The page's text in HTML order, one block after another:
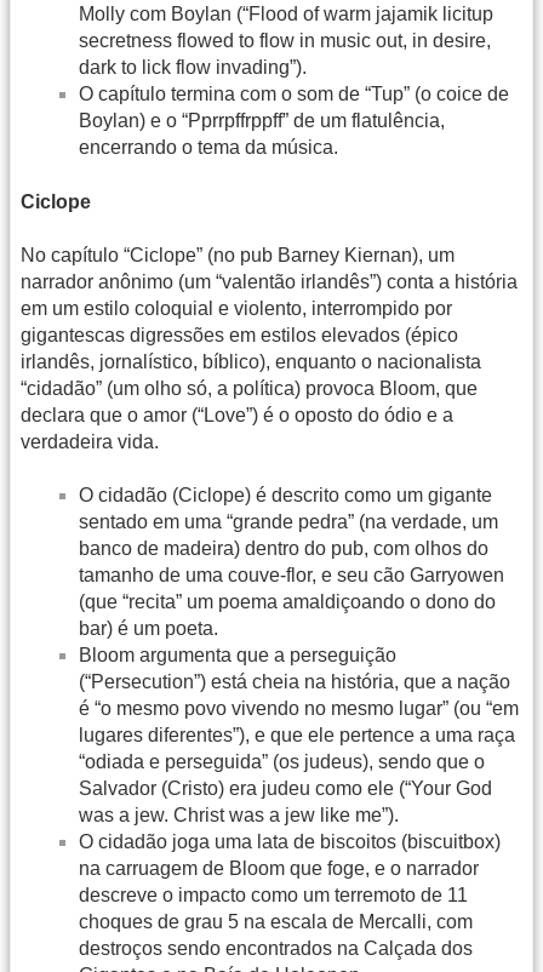
Molly com Boylan (“Flood of warm jajamik licitup
secretness flowed to flow in music out, in desire,
dark to lick flow invading”).
O capítulo termina com o som de “Tup” (o coice de
Boylan) e o “Pprrpffrppff” de um flatulência,
encerrando o tema da música.
Ciclope
No capítulo “Ciclope” (no pub Barney Kiernan), um
narrador anônimo (um “valentão irlandês”) conta a história
em um estilo coloquial e violento, interrompido por
gigantescas digressões em estilos elevados (épico
irlandês, jornalístico, bíblico), enquanto o nacionalista
“cidadão” (um olho só, a política) provoca Bloom, que
declara que o amor (“Love”) é o oposto do ódio e a
verdadeira vida.
O cidadão (Ciclope) é descrito como um gigante
sentado em uma “grande pedra” (na verdade, um
banco de madeira) dentro do pub, com olhos do
tamanho de uma couve-flor, e seu cão Garryowen
(que “recita” um poema amaldiçoando o dono do
bar) é um poeta.
Bloom argumenta que a perseguição
(“Persecution”) está cheia na história, que a nação
é “o mesmo povo vivendo no mesmo lugar” (ou “em
lugares diferentes”), e que ele pertence a uma raça
“odiada e perseguida” (os judeus), sendo que o
Salvador (Cristo) era judeu como ele (“Your God
was a jew. Christ was a jew like me”).
O cidadão joga uma lata de biscoitos (biscuitbox)
na carruagem de Bloom que foge, e o narrador
descreve o impacto como um terremoto de 11
choques de grau 5 na escala de Mercalli, com
destroços sendo encontrados na Calçada dos